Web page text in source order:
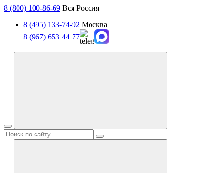
8 (800) 100-86-69 Вся Россия
8 (495) 133-74-92 Москва
8 (967) 653-44-77